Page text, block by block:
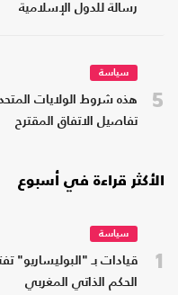
رسالة للدول الإسلامية
5
سياسة
هذه شروط الولايات
تفاصيل الاتفاق المقترح
الأكثر قراءة في أسبوع
1
سياسة
قيادات بـ "البوليساريو"
الحكم الذاتي المغربي